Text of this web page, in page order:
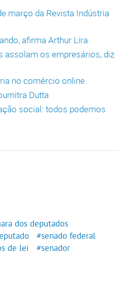
março da Revista Indústria
afirma Arthur Lira
assolam os empresários, diz
no comércio online
Dutta
social: todos podemos
dos deputados
#senado federal
de lei #senador